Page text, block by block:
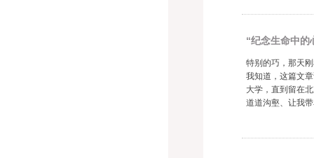
“纪念生命中的
特别的巧，那天
我知道，这篇文
大学，直到留在
道道沟壑、让我